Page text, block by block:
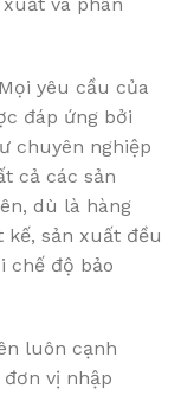
yêu cầu của
đáp ứng bởi
chuyên nghiệp
cả các sản
dù là hàng
kế, sản xuất đều
chế độ bảo
luôn cạnh
vị nhập